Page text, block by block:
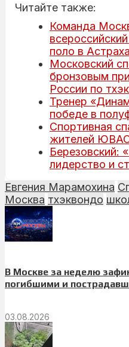
Читайте также:
Команда
поло в
Московский
бронзовым
России по
Тренер
победе в
Спортивная
жителей
Березовский:
лидерство и
Евгения Марамохина
Москва тхэквондо
В Москве за неделю
погибшими и
03.08.2026